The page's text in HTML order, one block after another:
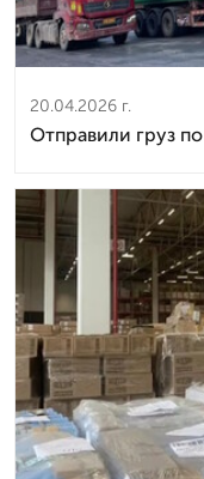
20.04.2026 г.
Отправили груз